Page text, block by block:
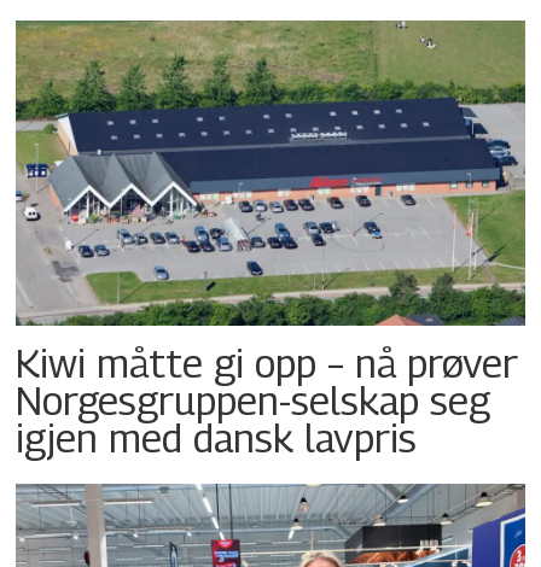
Kiwi måtte gi opp – nå prøver
Norgesgruppen-selskap seg
igjen med dansk lavpris